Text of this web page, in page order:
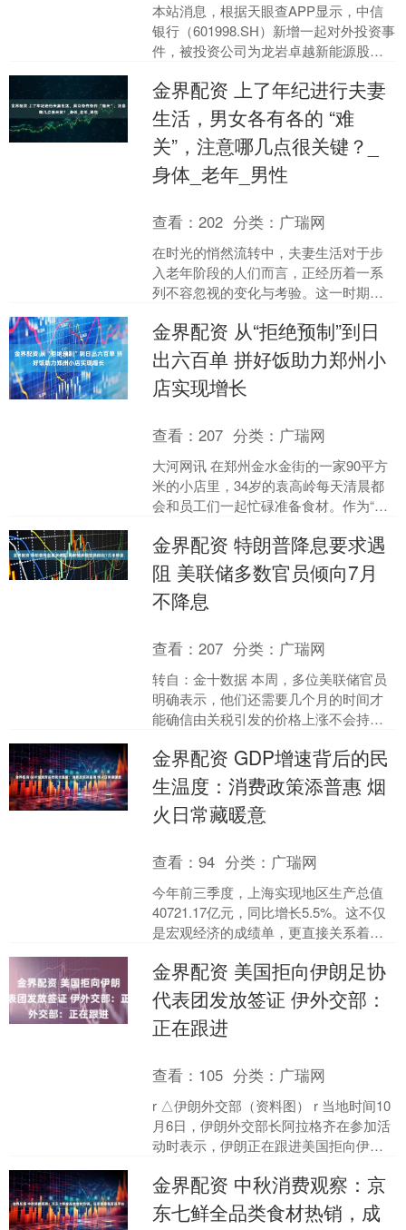
本站消息，根据天眼查APP显示，中信
银行（601998.SH）新增一起对外投资事
件，被投资公司为龙岩卓越新能源股份
比为0.53....
金界配资 上了年纪进行夫妻
生活，男女各有各的 “难
关”，注意哪几点很关键？_
身体_老年_男性
查看：202 分类： 广瑞网
在时光的悄然流转中，夫妻生活对于步
入老年阶段的人们而言，正经历着一系
列不容忽视的变化与考验。这一时期，
战，而关注其中的关键细节，....
金界配资 从“拒绝预制”到日
出六百单 拼好饭助力郑州小
店实现增长
查看：207 分类： 广瑞网
大河网讯 在郑州金水金街的一家90平方
米的小店里，34岁的袁高岭每天清晨都
会和员工们一起忙碌准备食材。作为“冠
间，将一家默默无....
金界配资 特朗普降息要求遇
阻 美联储多数官员倾向7月
不降息
查看：207 分类： 广瑞网
转自：金十数据 本周，多位美联储官员
明确表示，他们还需要几个月的时间才
能确信由关税引发的价格上涨不会持续
周表示，如果通胀继续....
金界配资 GDP增速背后的民
生温度：消费政策添普惠 烟
火日常藏暖意
查看：94 分类： 广瑞网
今年前三季度，上海实现地区生产总值
40721.17亿元，同比增长5.5%。这不仅
是宏观经济的成绩单，更直接关系着市
的稳定、收....
金界配资 美国拒向伊朗足协
代表团发放签证 伊外交部：
正在跟进
查看： 105 分类： 广瑞网
r △伊朗外交部（资料图） r 当地时间10
月6日，伊朗外交部长阿拉格齐在参加活
动时表示，伊朗正在跟进美国拒向伊朗
候，伊....
金界配资 中秋消费观察：京
东七鲜全品类食材热销，成